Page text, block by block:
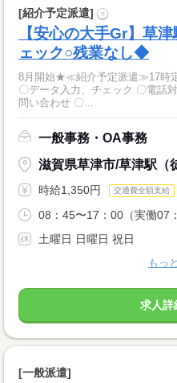
[紹介予定派遣] ?
【安心の大手Gr】草
ェック○残業なし◆
8月開始★≪紹介予定派遣≫17時
〇データ入力、チェック 〇電話
問い合わせ 〇...
一般事務・OA事務
滋賀県草津市/草津駅（
時給1,350円 交通費全額支給
08：45〜17：00（実働07
土曜日 日曜日 祝日
もっ
求人詳
[一般派遣]